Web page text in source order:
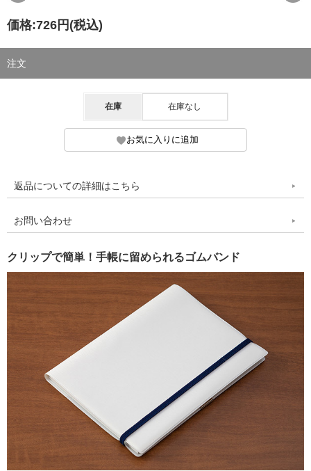
価格:726円 (税込)
注文
在庫 在庫なし
返品についての詳細はこちら
お問い合わせ
クリップで簡単！手帳に留められるゴムバンド